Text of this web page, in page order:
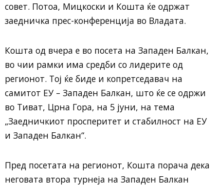
совет. Потоа, Мицкоски и Кошта ќе одржат
заедничка прес-конференција во Владата.
Кошта од вчера е во посета на Западен Балкан,
во чии рамки има средби со лидерите од
регионот. Тој ќе биде и копретседавач на
самитот ЕУ – Западен Балкан, што ќе се одржи
во Тиват, Црна Гора, на 5 јуни, на тема
„Заедничкиот просперитет и стабилност на ЕУ
и Западен Балкан“.
Пред посетата на регионот, Кошта порача дека
неговата втора турнеја на Западен Балкан